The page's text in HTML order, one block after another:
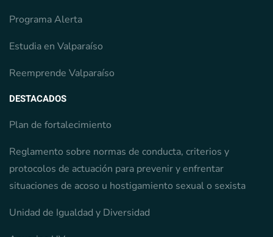
Programa Alerta
Estudia en Valparaíso
Reemprende Valparaíso
DESTACADOS
Plan de fortalecimiento
Reglamento sobre normas de conducta, criterios y
protocolos de actuación para prevenir y enfrentar
situaciones de acoso u hostigamiento sexual o sexista
Unidad de Igualdad y Diversidad